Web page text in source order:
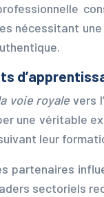
nécessitant
voie royalevers
une véritable
leur
partenaires
sectoriels